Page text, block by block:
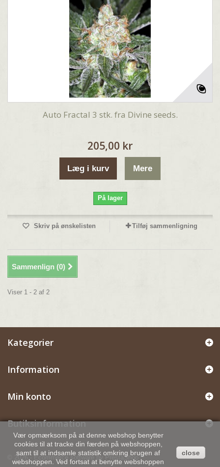
Auto Fractal 3 stk. fra Divine seeds.
205,00 kr
Læg i kurv Mere
På lager
Skriv på ønskelisten Tilføj sammenligning
Sammenlign (0)
Viser 1 - 2 af 2
Kategorier
Information
© 2026 - Ecommerce software by PrestaShop™
Min konto
Butiksinformation
Vær opmærksom på at denne webshop benytter
cookies til at tracke din færden på webshoppen,
samt til at indsamle statistik omkring brugen af
webshoppen. Ved fortsat at benytte webshoppen
close